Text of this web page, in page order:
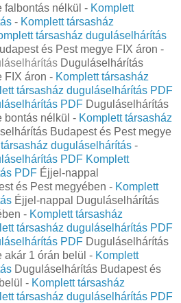
falbontás nélkül - Komplett
- Komplett társasház
társasház duguláselhárítás
és Pest megye FIX áron -
Duguláselhárítás
FIX áron - Komplett társasház
társasház duguláselhárítás PDF
PDF Duguláselhárítás
bontás nélkül - Komplett társasház
Budapest és Pest megye
duguláselhárítás -
PDF Komplett
PDF Éjjel-nappal
és Pest megyében - Komplett
Éjjel-nappal Duguláselhárítás
- Komplett társasház
társasház duguláselhárítás PDF
PDF Duguláselhárítás
akár 1 órán belül - Komplett
Duguláselhárítás Budapest és
- Komplett társasház
társasház duguláselhárítás PDF